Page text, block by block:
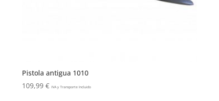
Pistola antigua 1010
109,99 € IVA y Transporte Incluido